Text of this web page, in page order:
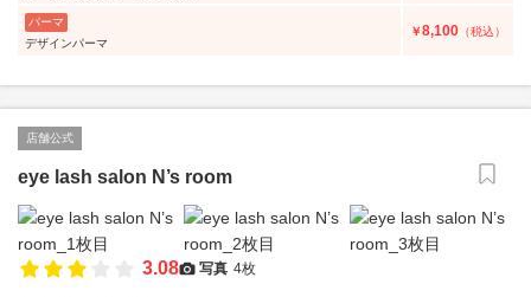
パーマ
デザインパーマ
￥8,100 （税込）
店舗公式
eye lash salon N’s room
3.08 写真 4枚